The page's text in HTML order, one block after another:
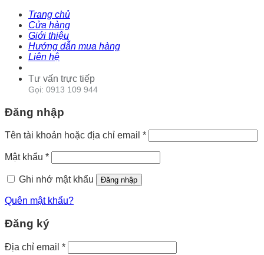
Trang chủ
Cửa hàng
Giới thiệu
Hướng dẫn mua hàng
Liên hệ
Tư vấn trực tiếp
Gọi: 0913 109 944
Đăng nhập
Tên tài khoản hoặc địa chỉ email *
Mật khẩu *
Ghi nhớ mật khẩu Đăng nhập
Quên mật khẩu?
Đăng ký
Địa chỉ email *